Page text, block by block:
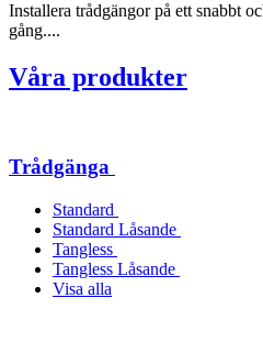
Installera trådgängor på ett snabbt
gång....
Våra produkter
Trådgänga
Standard
Standard Låsande
Tangless
Tangless Låsande
Visa alla